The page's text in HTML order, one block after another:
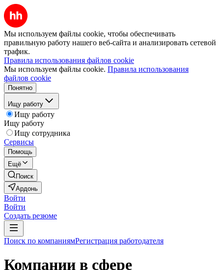
Мы используем файлы cookie, чтобы обеспечивать
правильную работу нашего веб-сайта и анализировать сетевой
трафик.
Правила использования файлов cookie
Мы используем файлы cookie. Правила использования
файлов cookie
Понятно
Ищу работу
Ищу работу
Ищу работу
Ищу сотрудника
Сервисы
Помощь
Ещё
Поиск
Ардонь
Войти
Войти
Создать резюме
Поиск по компаниямРегистрация работодателя
Компании в сфере